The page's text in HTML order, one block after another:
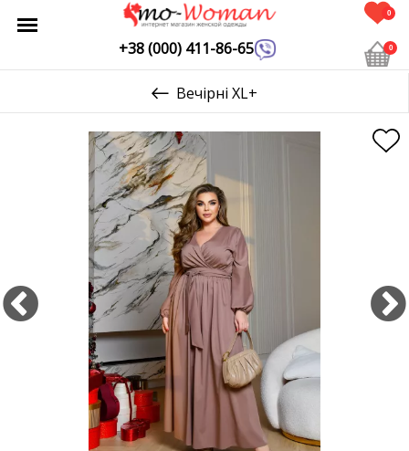
+38 (000) 411-86-65
0
0
Вечірні XL+